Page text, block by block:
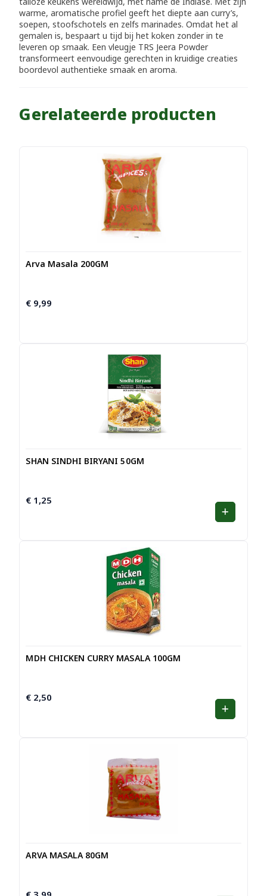
warme, aromatische profiel geeft het diepte aan curry’s,
soepen, stoofschotels en zelfs marinades. Omdat het al
gemalen is, bespaart u tijd bij het koken zonder in te
leveren op smaak. Een vleugje TRS Jeera Powder
transformeert eenvoudige gerechten in kruidige creaties
boordevol authentieke smaak en aroma.
Gerelateerde producten
Arva Masala 200GM
€ 9,99
SHAN SINDHI BIRYANI 50GM
€ 1,25
MDH CHICKEN CURRY MASALA 100GM
€ 2,50
ARVA MASALA 80GM